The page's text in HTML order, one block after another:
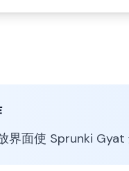
界面使 Sprunki